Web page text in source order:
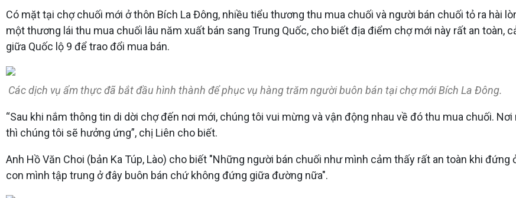
Có mặt tại chợ chuối mới ở thôn Bích La Đông, nhiều tiểu thương thu mua chuối và người bán chuối tỏ ra hài
một thương lái thu mua chuối lâu năm xuất bán sang Trung Quốc, cho biết địa điểm chợ mới này rất an toàn,
giữa Quốc lộ 9 để trao đổi mua bán.
Các dịch vụ ẩm thực đã bắt đầu hình thành để phục vụ hàng trăm người buôn bán tại chợ mới Bích La Đông.
“Sau khi nắm thông tin di dời chợ đến nơi mới, chúng tôi vui mừng và vận động nhau về đó thu mua chuối.
thì chúng tôi sẽ hưởng ứng”, chị Liên cho biết.
Anh Hồ Văn Choi (bản Ka Túp, Lào) cho biết "Những người bán chuối như mình cảm thấy rất an toàn khi
con mình tập trung ở đây buôn bán chứ không đứng giữa đường nữa".